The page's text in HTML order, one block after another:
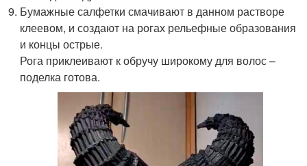
Бумажные салфетки смачивают в данном растворе
клеевом, и создают на рогах рельефные образования
и концы острые.
Рога приклеивают к обручу широкому для волос –
поделка готова.